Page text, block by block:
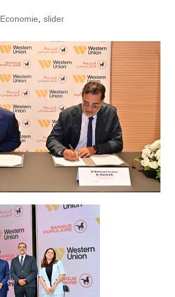
Economie slider